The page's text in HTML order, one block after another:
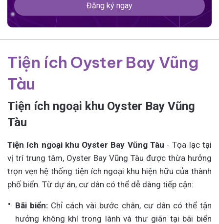
Đăng ký ngay
Tiện ích Oyster Bay Vũng
Tàu
Tiện ích ngoại khu Oyster Bay Vũng
Tàu
Tiện ích ngoại khu Oyster Bay Vũng Tàu - Tọa lạc tại
vị trí trung tâm, Oyster Bay Vũng Tàu được thừa hưởng
trọn vẹn hệ thống tiện ích ngoại khu hiện hữu của thành
phố biển. Từ dự án, cư dân có thể dễ dàng tiếp cận:
Bãi biển: Chỉ cách vài bước chân, cư dân có thể tận
hưởng không khí trong lành và thư giãn tại bãi biển